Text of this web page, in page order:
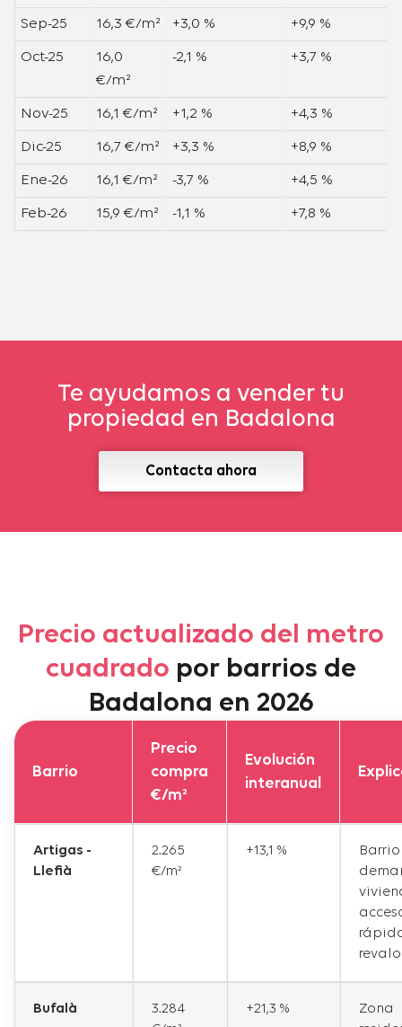
Sep-25 16,3 €/m² +3,0 % +9,9 %
Oct-25
16,0
€/m²
-2,1 % +3,7 %
Nov-25 16,1 €/m² +1,2 % +4,3 %
Dic-25 16,7 €/m² +3,3 % +8,9 %
Ene-26 16,1 €/m² -3,7 % +4,5 %
Feb-26 15,9 €/m² -1,1 % +7,8 %
Te ayudamos a vender tu
propiedad en Badalona
Contacta ahora
Precio actualizado del metro
cuadrado por barrios de
Badalona en 2026
Barrio
Precio
compra
€/m²
Evolución
interanual
Artigas -
Llefià
2.265
€/m²
+13,1 %
Bufalà
3.284
+21,3 %
Zona